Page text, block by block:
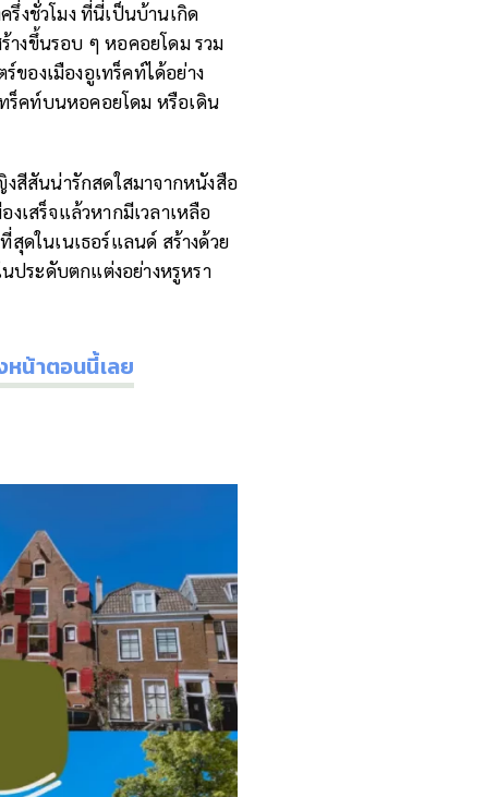
รึ่งชั่วโมง ที่นี่เป็นบ้านเกิด
างขึ้นรอบ ๆ หอคอยโดม รวม
องเมืองอูเทร็คท์ได้อย่าง
ร็คท์บนหอคอยโดม หรือเดิน
สีสันน่ารักสดใสมาจากหนังสือ
เสร็จแล้วหากมีเวลาเหลือ
สุดในเนเธอร์แลนด์ สร้างด้วย
ประดับตกแต่งอย่างหรูหรา
น้าตอนนี้เลย